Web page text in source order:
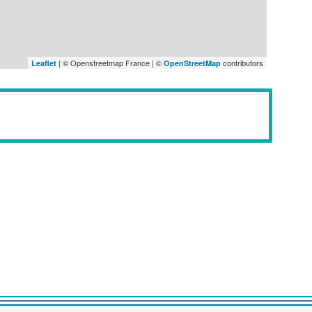
Leaflet | © Openstreetmap France | ©OpenStreetMap contributors